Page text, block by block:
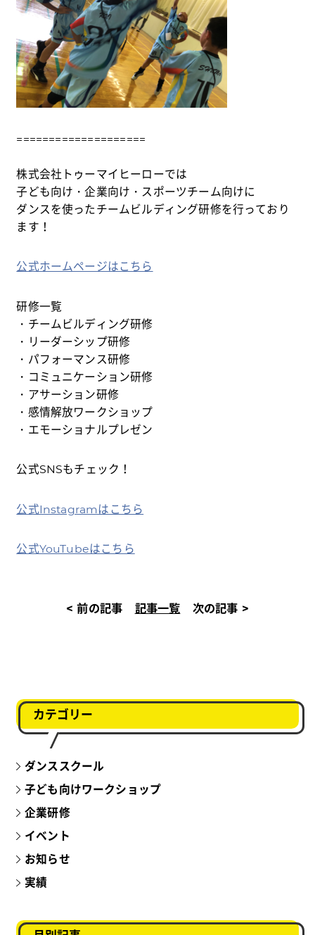
カテゴリー
ダンススクール
子ども向けワークショップ
企業研修
イベント
お知らせ
実績
====================
株式会社トゥーマイヒーローでは
子ども向け・企業向け・スポーツチーム向けに
ダンスを使ったチームビルディング研修を行っており
ます！
公式ホームページはこちら
研修一覧
・チームビルディング研修
・リーダーシップ研修
・パフォーマンス研修
・コミュニケーション研修
・アサーション研修
・感情解放ワークショップ
・エモーショナルプレゼン
公式SNSもチェック！
公式Instagramはこちら
公式YouTubeはこちら
< 前の記事 記事一覧 次の記事 >